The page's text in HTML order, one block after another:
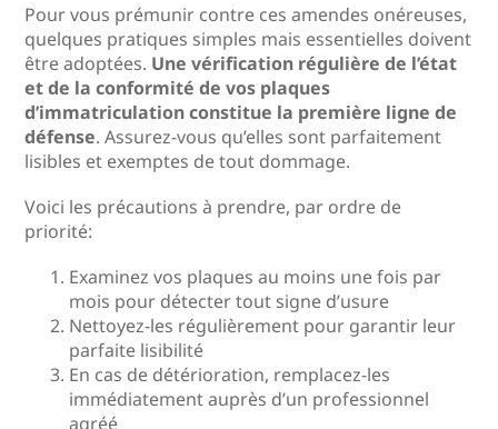
Pour vous prémunir contre ces amendes onéreuses,
quelques pratiques simples mais essentielles doivent
être adoptées. Une vérification régulière de l’état
et de la conformité de vos plaques
d’immatriculation constitue la première ligne de
défense. Assurez-vous qu’elles sont parfaitement
lisibles et exemptes de tout dommage.
Voici les précautions à prendre, par ordre de
priorité:
Examinez vos plaques au moins une fois par
mois pour détecter tout signe d’usure
Nettoyez-les régulièrement pour garantir leur
parfaite lisibilité
En cas de détérioration, remplacez-les
immédiatement auprès d’un professionnel
agréé